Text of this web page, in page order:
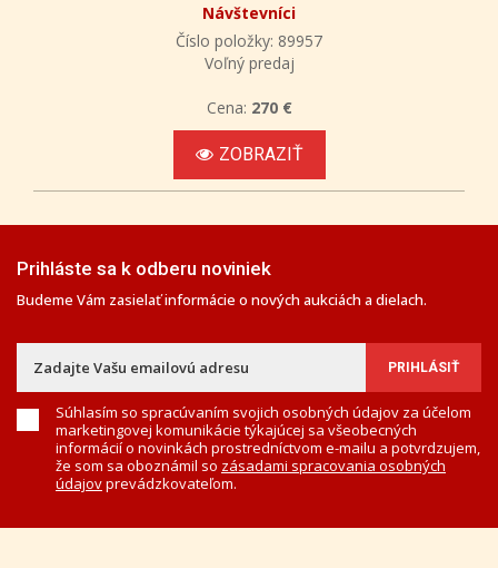
Návštevníci
Číslo položky: 89957
Voľný predaj
Cena: 270 €
ZOBRAZIŤ
Prihláste sa k odberu noviniek
Budeme Vám zasielať informácie o nových aukciách a dielach.
Súhlasím so spracúvaním svojich osobných údajov za účelom
marketingovej komunikácie týkajúcej sa všeobecných
informácií o novinkách prostredníctvom e-mailu a potvrdzujem,
že som sa oboznámil so zásadami spracovania osobných
údajovprevádzkovateľom.